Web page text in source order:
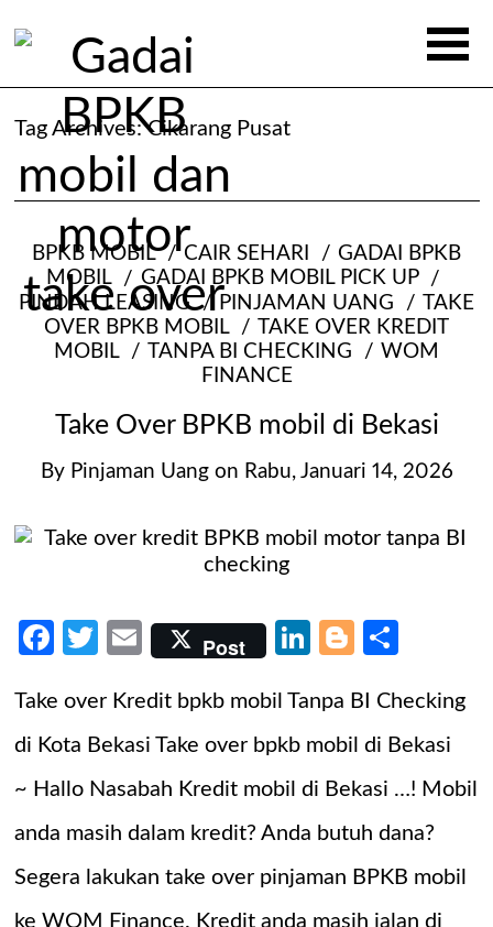
Tag Archives:Cikarang Pusat
BPKB MOBIL CAIR SEHARI
GADAI BPKB
MOBIL
GADAI BPKB MOBIL PICK UP
PINDAH LEASING
PINJAMAN UANG
TAKE
OVER BPKB MOBIL
TAKE OVER KREDIT
MOBIL
TANPA BI CHECKING
WOM
FINANCE
Take Over BPKB mobil di Bekasi
By Pinjaman Uang on Rabu, Januari 14, 2026
Facebook
Twitter
EmailPost LinkedIn
Blogger
Take over Kredit bpkb mobil Tanpa BI Checking
di Kota Bekasi Take over bpkb mobil di Bekasi
~ Hallo Nasabah Kredit mobil di Bekasi …! Mobil
anda masih dalam kredit? Anda butuh dana?
Segera lakukan take over pinjaman BPKB mobil
ke WOM Finance. Kredit anda masih jalan di